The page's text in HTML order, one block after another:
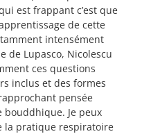
est frappant c’est que
de cette
intensément
de Lupasco, Nicolescu
ces questions
inclus et des formes
pensée
bouddhique. Je peux
la pratique respiratoire